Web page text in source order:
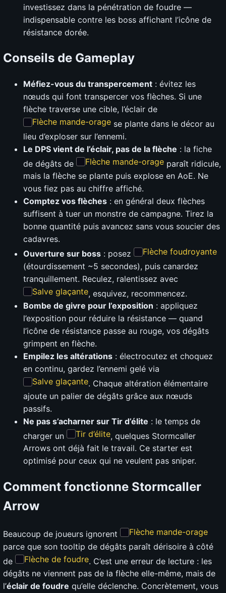
investissez dans la pénétration de foudre —
indispensable contre les boss affichant l’icône de
résistance dorée.
Conseils de Gameplay
Méfiez-vous du transpercement : évitez les
nœuds qui font transpercer vos flèches. Si une
flèche traverse une cible, l’éclair de
Flèche mande-orage se plante dans le décor au
lieu d’exploser sur l’ennemi.
Le DPS vient de l’éclair, pas de la flèche : la fiche
de dégâts de
Flèche mande-orage paraît ridicule,
mais la flèche se plante puis explose en AoE. Ne
vous fiez pas au chiffre affiché.
Comptez vos flèches : en général deux flèches
suffisent à tuer un monstre de campagne. Tirez la
bonne quantité puis avancez sans vous soucier des
cadavres.
Ouverture sur boss : posez
Flèche foudroyante
(étourdissement ~5 secondes), puis canardez
tranquillement. Reculez, ralentissez avec
Salve glaçante, esquivez, recommencez.
Bombe de givre pour l’exposition : appliquez
l’exposition pour réduire la résistance — quand
l’icône de résistance passe au rouge, vos dégâts
grimpent en flèche.
Empilez les altérations : électrocutez et choquez
en continu, gardez l’ennemi gelé via
Salve glaçante. Chaque altération élémentaire
ajoute un palier de dégâts grâce aux nœuds
passifs.
Ne pas s’acharner sur Tir d’élite : le temps de
charger un
Tir d’élite, quelques Stormcaller
Arrows ont déjà fait le travail. Ce starter est
optimisé pour ceux qui ne veulent pas sniper.
Comment fonctionne Stormcaller
Arrow
Beaucoup de joueurs ignorent
Flèche mande-orage
parce que son tooltip de dégâts paraît dérisoire à côté
de
Flèche de foudre. C’est une erreur de lecture : les
dégâts ne viennent pas de la flèche elle-même, mais de
l’éclair de foudre qu’elle déclenche. Concrètement, vous